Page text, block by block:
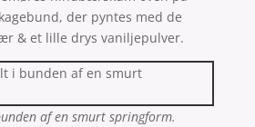
der pyntes med de
& et lille drys vaniljepulver.
af en smurt springform.